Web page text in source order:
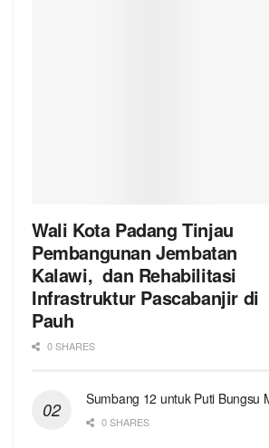
Wali Kota Padang Tinjau
Pembangunan Jembatan
Kalawi, dan Rehabilitasi
Infrastruktur Pascabanjir di
Pauh
0 SHARES
Sumbang 12 untuk Puti Bungsu
0 SHARES